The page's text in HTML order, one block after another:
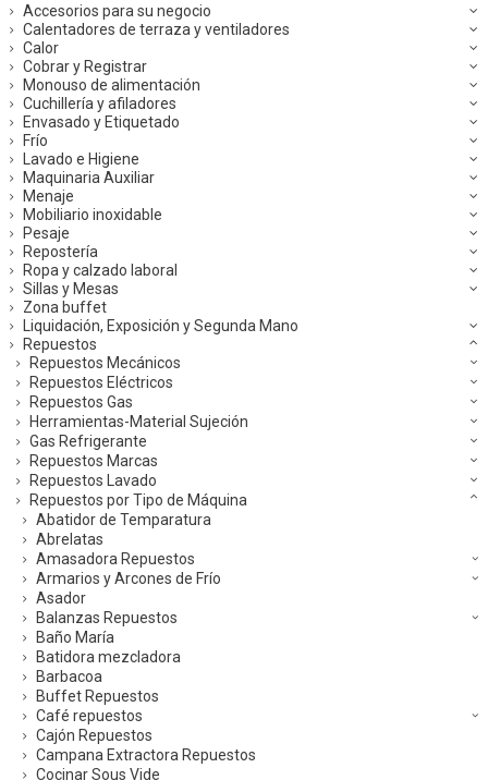
Accesorios para su negocio
Calentadores de terraza y ventiladores
Calor
Cobrar y Registrar
Monouso de alimentación
Cuchillería y afiladores
Envasado y Etiquetado
Frío
Lavado e Higiene
Maquinaria Auxiliar
Menaje
Mobiliario inoxidable
Pesaje
Repostería
Ropa y calzado laboral
Sillas y Mesas
Zona buffet
Liquidación, Exposición y Segunda Mano
Repuestos
Repuestos Mecánicos
Repuestos Eléctricos
Repuestos Gas
Herramientas-Material Sujeción
Gas Refrigerante
Repuestos Marcas
Repuestos Lavado
Repuestos por Tipo de Máquina
Abatidor de Temparatura
Abrelatas
Amasadora Repuestos
Armarios y Arcones de Frío
Asador
Balanzas Repuestos
Baño María
Batidora mezcladora
Barbacoa
Buffet Repuestos
Café repuestos
Cajón Repuestos
Campana Extractora Repuestos
Cocinar Sous Vide